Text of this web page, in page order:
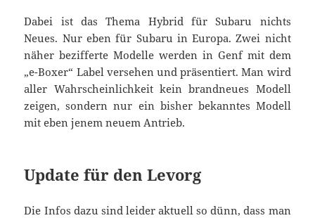
Dabei ist das Thema Hybrid für Subaru nichts
Neues. Nur eben für Subaru in Europa. Zwei nicht
näher bezifferte Modelle werden in Genf mit dem
„e-Boxer“ Label versehen und präsentiert. Man wird
aller Wahrscheinlichkeit kein brandneues Modell
zeigen, sondern nur ein bisher bekanntes Modell
mit eben jenem neuem Antrieb.
Update für den Levorg
Die Infos dazu sind leider aktuell so dünn, dass man